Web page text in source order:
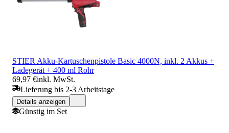
STIER Akku-Kartuschenpistole Basic 4000N, inkl. 2 Akkus +
Ladegerät + 400 ml Rohr
69,97 €inkl. MwSt.
Lieferung bis 2-3 Arbeitstage
Details anzeigen
Günstig im Set